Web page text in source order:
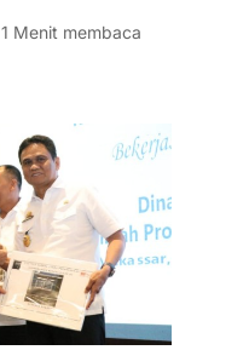
1 Menit membaca